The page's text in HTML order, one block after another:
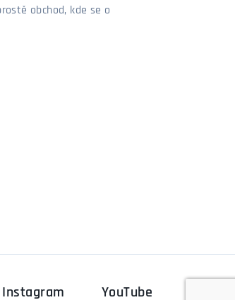
obchod, kde se o
Instagram YouTube